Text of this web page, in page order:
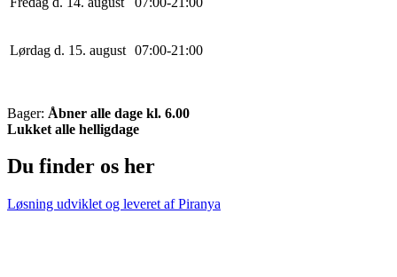
Lørdag d. 15. august 07:00-21 :00
Bager: Åbner alle dage kl. 6.00
Lukket alle helligdage
Du finder os her
Løsning udviklet og leveret afPiranya